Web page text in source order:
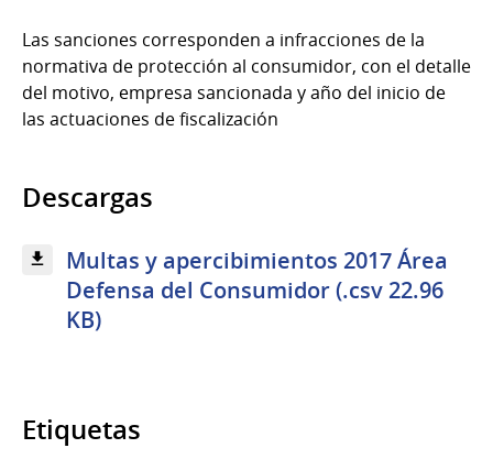
Las sanciones corresponden a infracciones de la
normativa de protección al consumidor, con el detalle
del motivo, empresa sancionada y año del inicio de
las actuaciones de fiscalización
Descargas
Multas y apercibimientos 2017 Área
Defensa del Consumidor (.csv 22.96
KB)
Etiquetas